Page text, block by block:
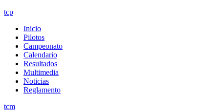
tcp
Inicio
Pilotos
Campeonato
Calendario
Resultados
Multimedia
Noticias
Reglamento
tcm